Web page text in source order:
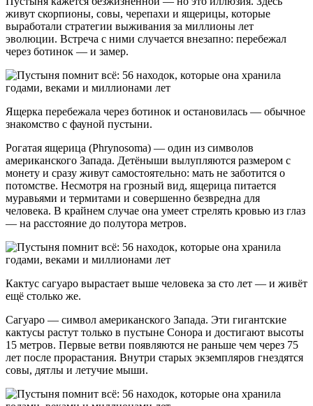
живут скорпионы, совы, черепахи и ящерицы, которые
выработали стратегии выживания за миллионы лет
эволюции. Встреча с ними случается внезапно: перебежал
через ботинок — и замер.
Ящерка перебежала через ботинок и остановилась — обычное
знакомство с фауной пустыни.
Рогатая ящерица (Phrynosoma) — один из символов
американского Запада. Детёныши вылупляются размером с
монету и сразу живут самостоятельно: мать не заботится о
потомстве. Несмотря на грозный вид, ящерица питается
муравьями и термитами и совершенно безвредна для
человека. В крайнем случае она умеет стрелять кровью из глаз
— на расстояние до полутора метров.
Кактус сагуаро вырастает выше человека за сто лет — и живёт
ещё столько же.
Сагуаро — символ американского Запада. Эти гигантские
кактусы растут только в пустыне Сонора и достигают высоты
15 метров. Первые ветви появляются не раньше чем через 75
лет после прорастания. Внутри старых экземпляров гнездятся
совы, дятлы и летучие мыши.